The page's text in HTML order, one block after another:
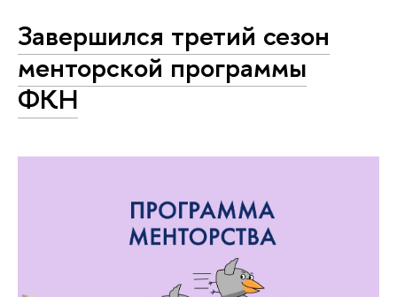
Завершился третий сезон
менторской программы
ФКН